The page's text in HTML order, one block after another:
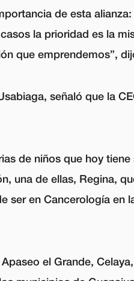
de esta
la prioridad es la
que emprendemos”,
señaló que la
de niños que hoy
una de ellas, Regina,
ser en Cancerología
el Grande,